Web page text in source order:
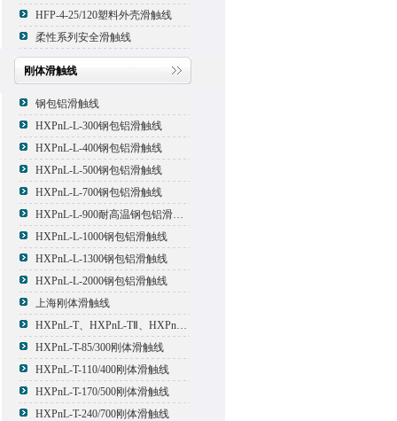
HFP-4-25/120塑料外壳滑触线
柔性系列安全滑触线
刚体滑触线
钢包铝滑触线
HXPnL-L-300钢包铝滑触线
HXPnL-L-400钢包铝滑触线
HXPnL-L-500钢包铝滑触线
HXPnL-L-700钢包铝滑触线
HXPnL-L-900耐高温钢包铝滑触线
HXPnL-L-1000钢包铝滑触线
HXPnL-L-1300钢包铝滑触线
HXPnL-L-2000钢包铝滑触线
上海刚体滑触线
HXPnL-T、HXPnL-TⅡ、HXPnL-TⅢ系列钢体滑线
HXPnL-T-85/300刚体滑触线
HXPnL-T-110/400刚体滑触线
HXPnL-T-170/500刚体滑触线
HXPnL-T-240/700刚体滑触线